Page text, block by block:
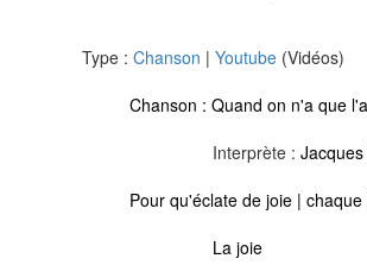
Type : Chanson | Youtube (Vidéos)
Chanson : Quand on n'a que
Interprète :
Pour qu'éclate de joie |
La joie